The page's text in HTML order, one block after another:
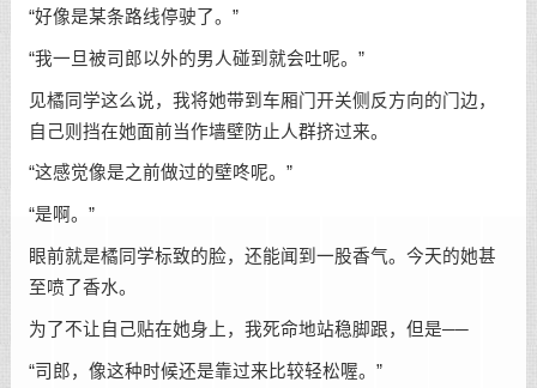
“好像是某条路线停驶了。”
“我一旦被司郎以外的男人碰到就会吐呢。”
见橘同学这么说，我将她带到车厢门开关侧反方向的门边，
自己则挡在她面前当作墙壁防止人群挤过来。
“这感觉像是之前做过的壁咚呢。”
“是啊。”
眼前就是橘同学标致的脸，还能闻到一股香气。今天的她甚
至喷了香水。
为了不让自己贴在她身上，我死命地站稳脚跟，但是──
“司郎，像这种时候还是靠过来比较轻松喔。”